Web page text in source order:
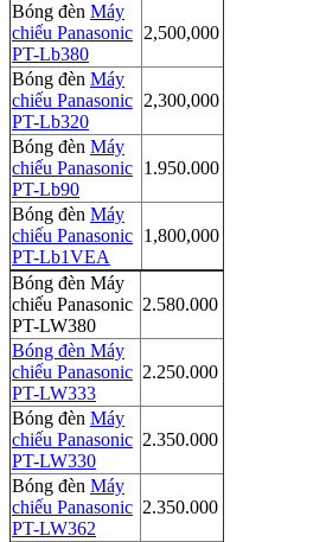
Bóng đèn Máy
chiếu Panasonic
PT-Lb380
2,500,000
Bóng đèn Máy
chiếu Panasonic
PT-Lb320
2,300,000
Bóng đèn Máy
chiếu Panasonic
PT-Lb90
1.950.000
Bóng đèn Máy
chiếu Panasonic
PT-Lb1VEA
1,800,000
Bóng đèn Máy
chiếu Panasonic
PT-LW380
2.580.000
Bóng đèn Máy
chiếu Panasonic
PT-LW333
2.250.000
Bóng đèn Máy
chiếu Panasonic
PT-LW330
2.350.000
Bóng đèn Máy
chiếu Panasonic
PT-LW362
2.350.000